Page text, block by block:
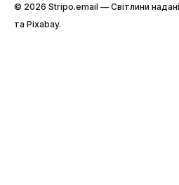
© 2026 Stripо.email — Світлини
та Pixabay.